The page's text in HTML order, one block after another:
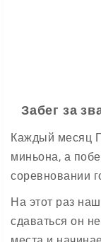
Забег за
Каждый месяц
миньона, а
соревновании
На этот раз
сдаваться он